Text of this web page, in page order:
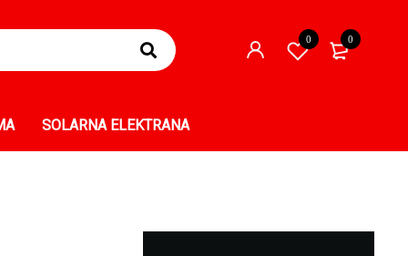
0
0
SOLARNA ELEKTRANA